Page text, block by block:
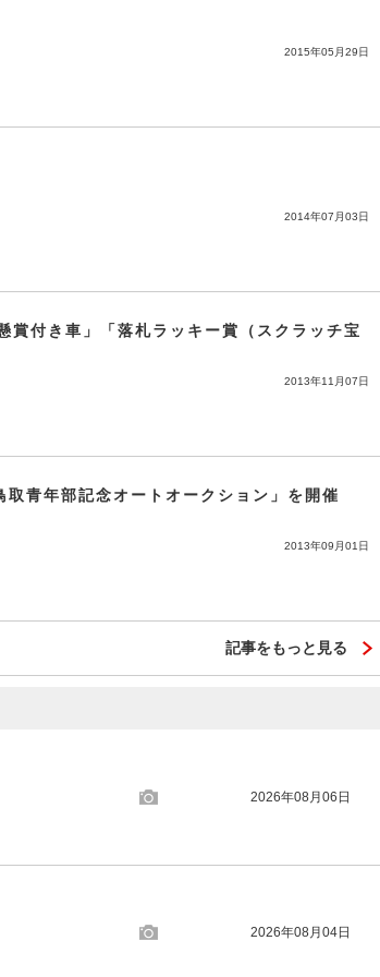
2015年05月29日
2014年07月03日
付き車」「落札ラッキー賞（スクラッチ宝
2013年11月07日
青年部記念オートオークション」を開催
2013年09月01日
記事をもっと見る
2026年08月06日
2026年08月04日